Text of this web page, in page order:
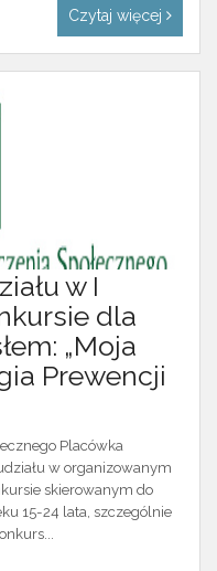
Czytaj więcej
w I
dla
„Moja
Prewencji
Placówka
w organizowanym
skierowanym do
15-24 lata, szczególnie